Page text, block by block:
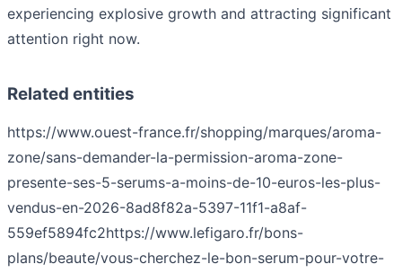
experiencing explosive growth and attracting significant
attention right now.
Related entities
https://www.ouest-france.fr/shopping/marques/aroma-
zone/sans-demander-la-permission-aroma-zone-
presente-ses-5-serums-a-moins-de-10-euros-les-plus-
vendus-en-2026-8ad8f82a-5397-11f1-a8af-
559ef5894fc2https://www.lefigaro.fr/bons-
plans/beaute/vous-cherchez-le-bon-serum-pour-votre-